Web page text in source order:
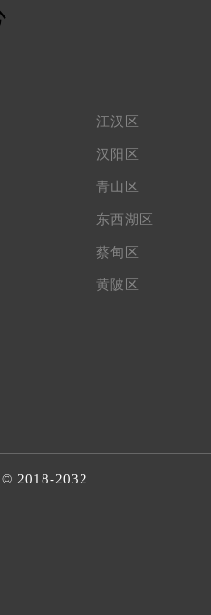
江汉区
汉阳区
青山区
东西湖区
蔡甸区
黄陂区
2018-2032